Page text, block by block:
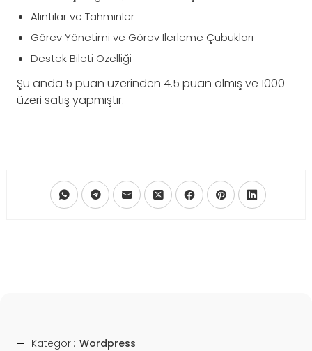
Alıntılar ve Tahminler
Görev Yönetimi ve Görev İlerleme Çubukları
Destek Bileti Özelliği
Şu anda 5 puan üzerinden 4.5 puan almış ve 1000
üzeri satış yapmıştır.
Kategori: Wordpress